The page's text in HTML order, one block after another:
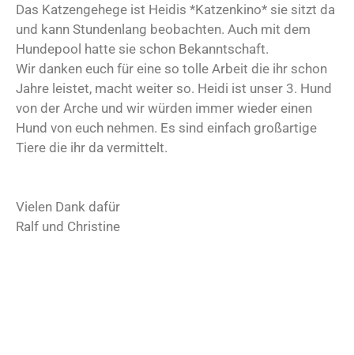
Das Katzengehege ist Heidis *Katzenkino* sie sitzt da
und kann Stundenlang beobachten. Auch mit dem
Hundepool hatte sie schon Bekanntschaft.
Wir danken euch für eine so tolle Arbeit die ihr schon
Jahre leistet, macht weiter so. Heidi ist unser 3. Hund
von der Arche und wir würden immer wieder einen
Hund von euch nehmen. Es sind einfach großartige
Tiere die ihr da vermittelt.
Vielen Dank dafür
Ralf und Christine